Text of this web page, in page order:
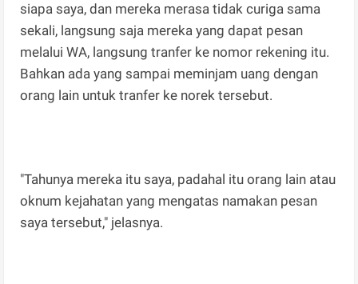
siapa saya, dan mereka merasa tidak curiga sama
sekali, langsung saja mereka yang dapat pesan
melalui WA, langsung tranfer ke nomor rekening itu.
Bahkan ada yang sampai meminjam uang dengan
orang lain untuk tranfer ke norek tersebut.
"Tahunya mereka itu saya, padahal itu orang lain atau
oknum kejahatan yang mengatas namakan pesan
saya tersebut," jelasnya.